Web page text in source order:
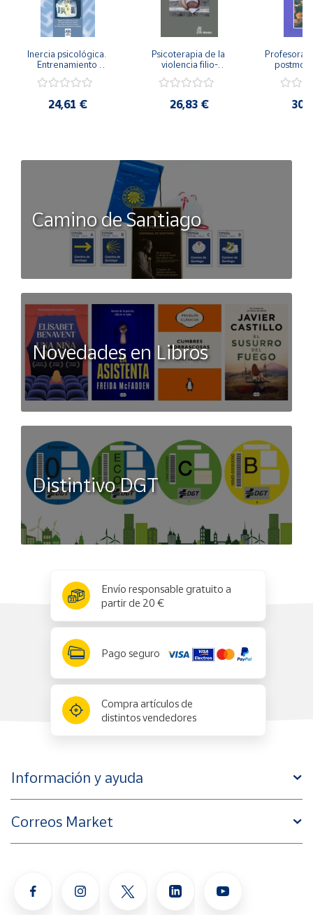
Inercia psicológica.
Entrenamiento
Igualdad de Género.
24,61 €
Psicoterapia de la
violencia filio-
secreto y la
26,83 €
Camino de Santiago
Novedades en Libros
Distintivo DGT
Envío responsable gratuito a
partir de 20 €
Pago seguro
Compra artículos de
distintos vendedores
Información y ayuda
Correos Market